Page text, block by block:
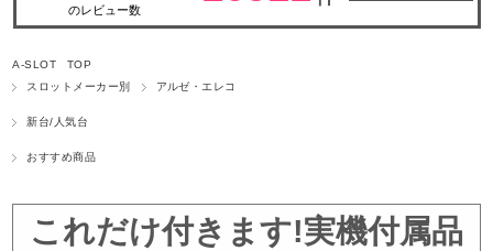
のレビュー数
A-SLOT TOP
スロットメーカー別
アルゼ・エレコ
新台/人気台
おすすめ商品
これだけ付きます!実機付属品